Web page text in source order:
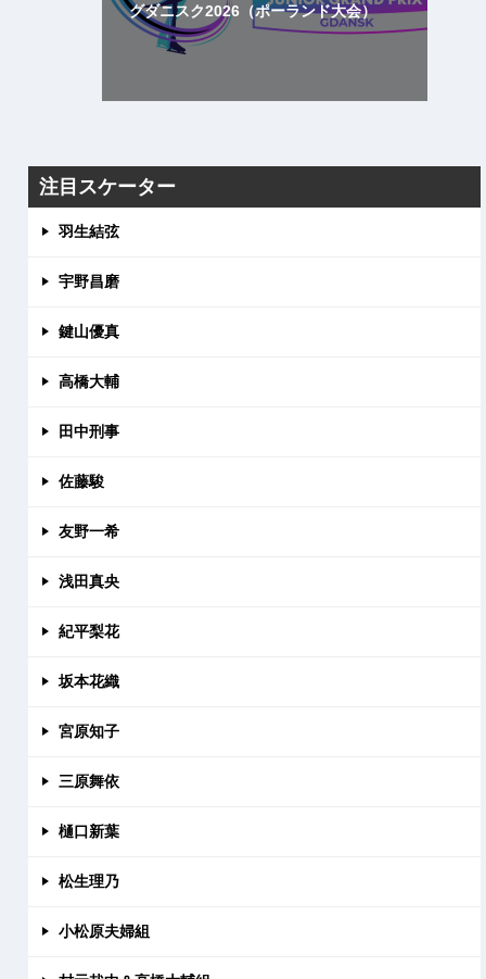
グダニスク2026（ポーランド大会）
注目スケーター
羽生結弦
宇野昌磨
鍵山優真
高橋大輔
田中刑事
佐藤駿
友野一希
浅田真央
紀平梨花
坂本花織
宮原知子
三原舞依
樋口新葉
松生理乃
小松原夫婦組